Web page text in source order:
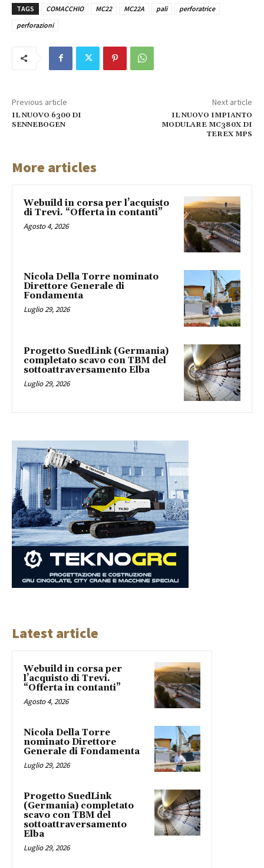
TAGS COMACCHIO MC22 MC22A pali
perforatrice
perforazioni
Previous article
IL NUOVO 6300 DI
SENNEBOGEN
Next article
IL NUOVO IMPIANTO
MODULARE MC380X DI
TEREX MPS
More articles
Webuild in corsa per l’acquisto
di Trevi. “Offerta in contanti”
Agosto 4, 2026
Nicola Della Torre nominato
Direttore Generale di
Fondamenta
Luglio 29, 2026
Progetto SuedLink (Germania)
completato scavo con TBM del
sottoattraversamento Elba
Luglio 29, 2026
Latest article
Webuild in corsa per
l’acquisto di Trevi.
“Offerta in contanti”
Agosto 4, 2026
Nicola Della Torre
nominato Direttore
Generale di Fondamenta
Luglio 29, 2026
Progetto SuedLink
(Germania) completato
scavo con TBM del
sottoattraversamento
Elba
Luglio 29, 2026